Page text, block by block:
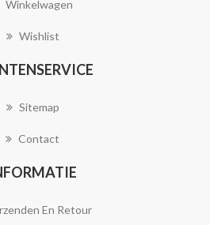
Winkelwagen
Wishlist
Sitemap
Contact
En Retour